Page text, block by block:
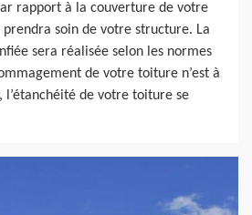
rapport à la couverture de votre
soin de votre structure. La
sera réalisée selon les normes
de votre toiture n’est à
de votre toiture se